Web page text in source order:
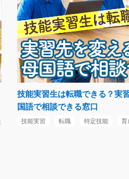
技能実習生は転職できる？実
国語で相談できる窓口
技能実習 転職 特定技能 育